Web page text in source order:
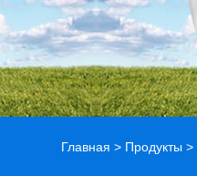
Главная > Продукты >